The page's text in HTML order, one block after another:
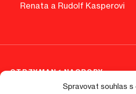
Spravovat souhlas s
Renata a Rudolf Kasperovi
OTRZYMANE NAGRODY